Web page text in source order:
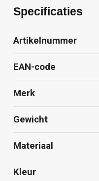
Specificaties
Artikelnummer
EAN-code
Merk
Gewicht
Materiaal
Kleur